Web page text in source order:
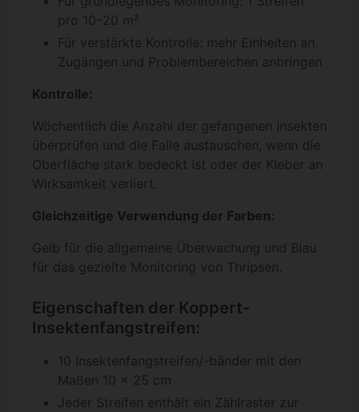
pro 10–20 m²
Für verstärkte Kontrolle: mehr Einheiten an
Zugängen und Problembereichen anbringen
Kontrolle:
Wöchentlich die Anzahl der gefangenen Insekten
überprüfen und die Falle austauschen, wenn die
Oberfläche stark bedeckt ist oder der Kleber an
Wirksamkeit verliert.
Gleichzeitige Verwendung der Farben:
Gelb für die allgemeine Überwachung und Blau
für das gezielte Monitoring von Thripsen.
Eigenschaften der Koppert-
Insektenfangstreifen:
10 Insektenfangstreifen/-bänder mit den
Maßen 10 x 25 cm
Jeder Streifen enthält ein Zählraster zur